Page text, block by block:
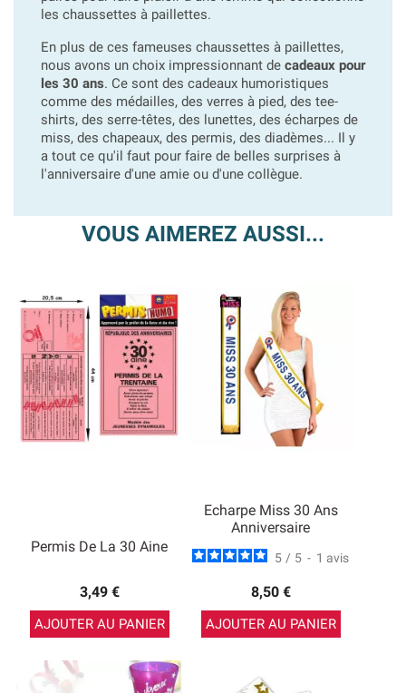
les chaussettes à paillettes.
En plus de ces fameuses chaussettes à paillettes,
nous avons un choix impressionnant de cadeaux pour
les 30 ans. Ce sont des cadeaux humoristiques
comme des médailles, des verres à pied, des tee-
shirts, des serre-têtes, des lunettes, des écharpes de
miss, des chapeaux, des permis, des diadèmes... Il y
a tout ce qu'il faut pour faire de belles surprises à
l'anniversaire d'une amie ou d'une collègue.
VOUS AIMEREZ AUSSI...
Permis De La 30 Aine
3,49 €
AJOUTER AU PANIER
Echarpe Miss 30 Ans
Anniversaire
5 / 5 - 1 avis
8,50 €
AJOUTER AU PANIER